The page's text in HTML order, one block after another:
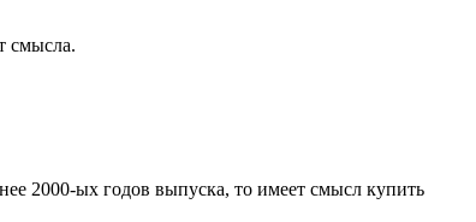
смысла.
2000-ых годов выпуска, то имеет смысл купить